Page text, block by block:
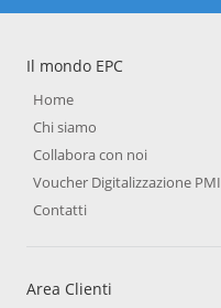
Il mondo EPC
Home
Chi siamo
Collabora con noi
Voucher Digitalizzazione PMI
Contatti
Area Clienti